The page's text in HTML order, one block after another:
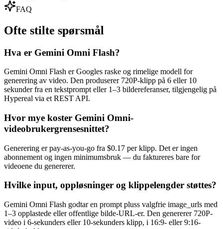
FAQ
Ofte stilte spørsmål
Hva er Gemini Omni Flash?
Gemini Omni Flash er Googles raske og rimelige modell for
generering av video. Den produserer 720P-klipp på 6 eller 10
sekunder fra en tekstprompt eller 1–3 bildereferanser, tilgjengelig på
Hypereal via et REST API.
Hvor mye koster Gemini Omni-
videobrukergrensesnittet?
Generering er pay-as-you-go fra $0.17 per klipp. Det er ingen
abonnement og ingen minimumsbruk — du faktureres bare for
videoene du genererer.
Hvilke input, oppløsninger og klippelengder støttes?
Gemini Omni Flash godtar en prompt pluss valgfrie image_urls med
1–3 opplastede eller offentlige bilde-URL-er. Den genererer 720P-
video i 6-sekunders eller 10-sekunders klipp, i 16:9- eller 9:16-